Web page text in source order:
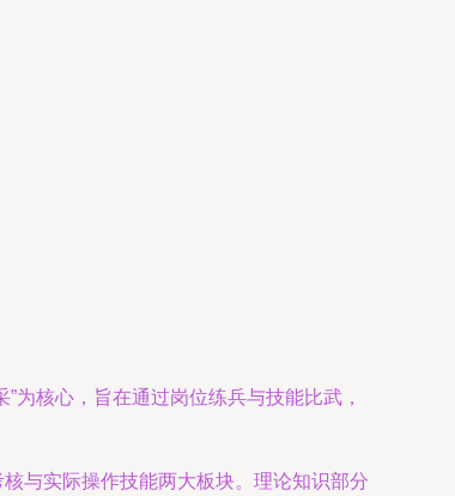
为核心，旨在通过岗位练兵与技能比武，
与实际操作技能两大板块。理论知识部分